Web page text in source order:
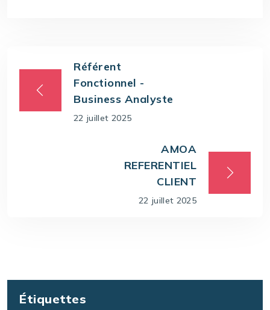
Référent
Fonctionnel -
Business Analyste
22 juillet 2025
AMOA
REFERENTIEL
CLIENT
22 juillet 2025
Étiquettes